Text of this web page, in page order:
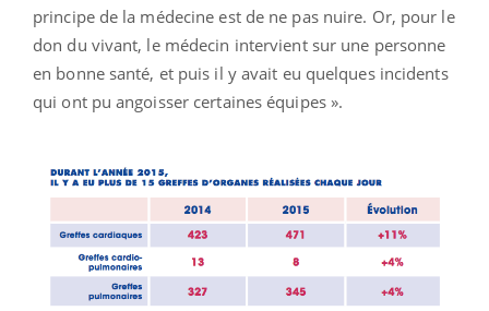
principe de la médecine est de ne pas nuire. Or, pour le
don du vivant, le médecin intervient sur une personne
en bonne santé, et puis il y avait eu quelques incidents
qui ont pu angoisser certaines équipes ».